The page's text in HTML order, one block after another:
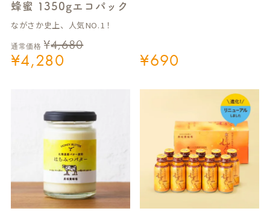
蜂蜜 1350gエコパック
ながさか史上、人気NO.1！
通常価格 ¥4,680
¥4,280 ¥690